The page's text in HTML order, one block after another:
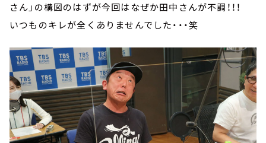
さん」の構図のはずが今回はなぜか田中さんが不調！！！
いつものキレが全くありませんでした・・・笑